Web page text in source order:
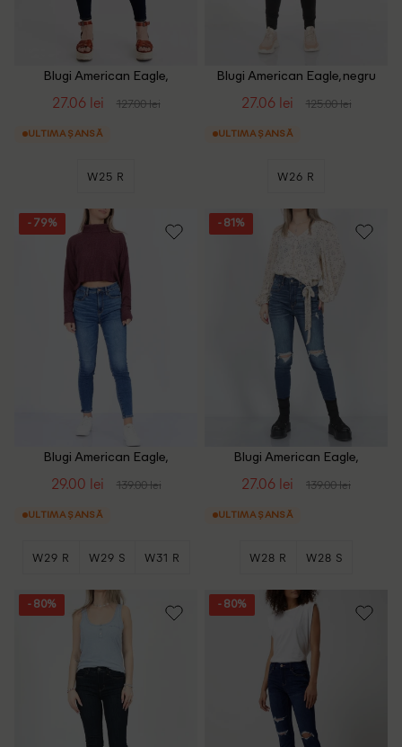
Blugi American Eagle,
27.06 lei 127.00 lei
ULTIMA ȘANSĂ
W25 R
Blugi American Eagle, negru
27.06 lei 125.00 lei
ULTIMA ȘANSĂ
W26 R
- 79%
Blugi American Eagle,
29.00 lei 139.00 lei
ULTIMA ȘANSĂ
W29 R W29 S W31 R
- 81%
Blugi American Eagle,
27.06 lei 139.00 lei
ULTIMA ȘANSĂ
W28 R W28 S
- 80% - 80%